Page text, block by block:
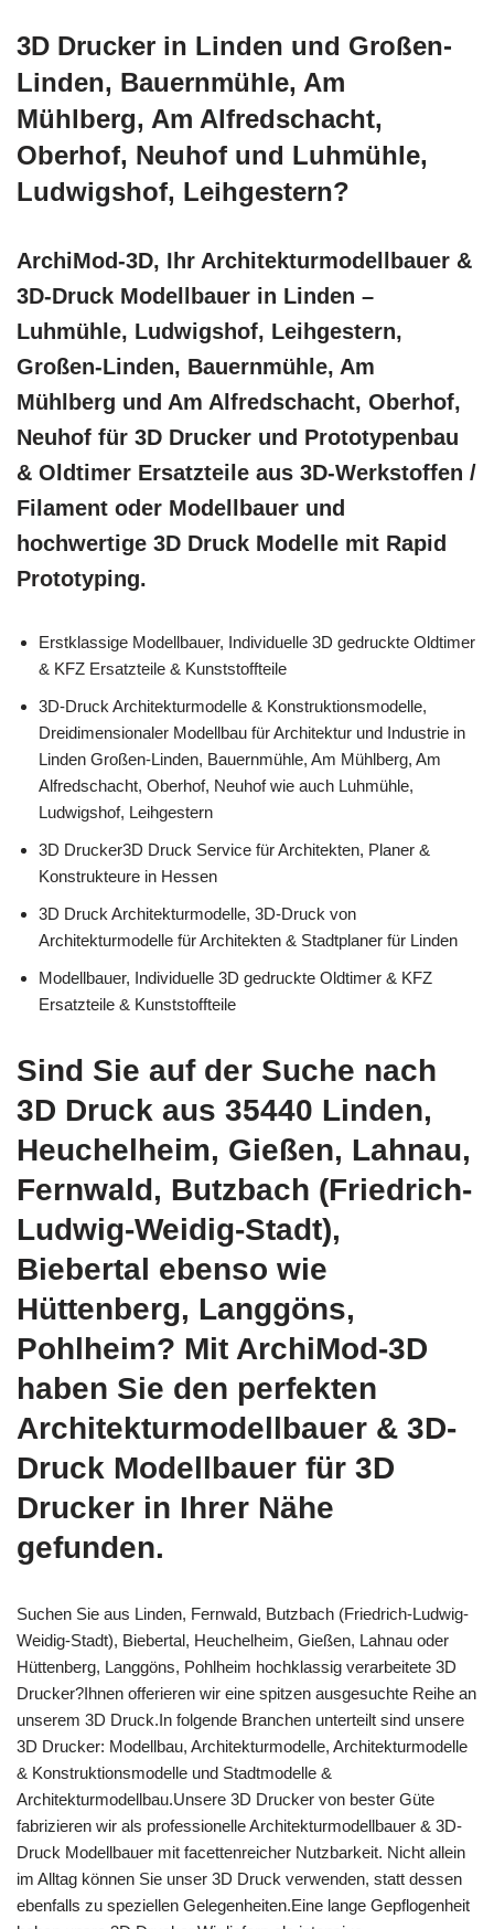
3D Drucker in Linden und Großen-
Linden, Bauernmühle, Am
Mühlberg, Am Alfredschacht,
Oberhof, Neuhof und Luhmühle,
Ludwigshof, Leihgestern?
ArchiMod-3D, Ihr Architekturmodellbauer &
3D-Druck Modellbauer in Linden –
Luhmühle, Ludwigshof, Leihgestern,
Großen-Linden, Bauernmühle, Am
Mühlberg und Am Alfredschacht, Oberhof,
Neuhof für 3D Drucker und Prototypenbau
& Oldtimer Ersatzteile aus 3D-Werkstoffen /
Filament oder Modellbauer und
hochwertige 3D Druck Modelle mit Rapid
Prototyping.
Erstklassige Modellbauer, Individuelle 3D gedruckte Oldtimer
& KFZ Ersatzteile & Kunststoffteile
3D-Druck Architekturmodelle & Konstruktionsmodelle,
Dreidimensionaler Modellbau für Architektur und Industrie in
Linden Großen-Linden, Bauernmühle, Am Mühlberg, Am
Alfredschacht, Oberhof, Neuhof wie auch Luhmühle,
Ludwigshof, Leihgestern
3D Drucker3D Druck Service für Architekten, Planer &
Konstrukteure in Hessen
3D Druck Architekturmodelle, 3D-Druck von
Architekturmodelle für Architekten & Stadtplaner für Linden
Modellbauer, Individuelle 3D gedruckte Oldtimer & KFZ
Ersatzteile & Kunststoffteile
Sind Sie auf der Suche nach
3D Druck aus 35440 Linden,
Heuchelheim, Gießen, Lahnau,
Fernwald, Butzbach (Friedrich-
Ludwig-Weidig-Stadt),
Biebertal ebenso wie
Hüttenberg, Langgöns,
Pohlheim? Mit ArchiMod-3D
haben Sie den perfekten
Architekturmodellbauer & 3D-
Druck Modellbauer für 3D
Drucker in Ihrer Nähe
gefunden.
Suchen Sie aus Linden, Fernwald, Butzbach (Friedrich-Ludwig-
Weidig-Stadt), Biebertal, Heuchelheim, Gießen, Lahnau oder
Hüttenberg, Langgöns, Pohlheim hochklassig verarbeitete 3D
Drucker?Ihnen offerieren wir eine spitzen ausgesuchte Reihe an
unserem 3D Druck.In folgende Branchen unterteilt sind unsere
3D Drucker: Modellbau, Architekturmodelle, Architekturmodelle
& Konstruktionsmodelle und Stadtmodelle &
Architekturmodellbau.Unsere 3D Drucker von bester Güte
fabrizieren wir als professionelle Architekturmodellbauer & 3D-
Druck Modellbauer mit facettenreicher Nutzbarkeit. Nicht allein
im Alltag können Sie unser 3D Druck verwenden, statt dessen
ebenfalls zu speziellen Gelegenheiten.Eine lange Gepflogenheit